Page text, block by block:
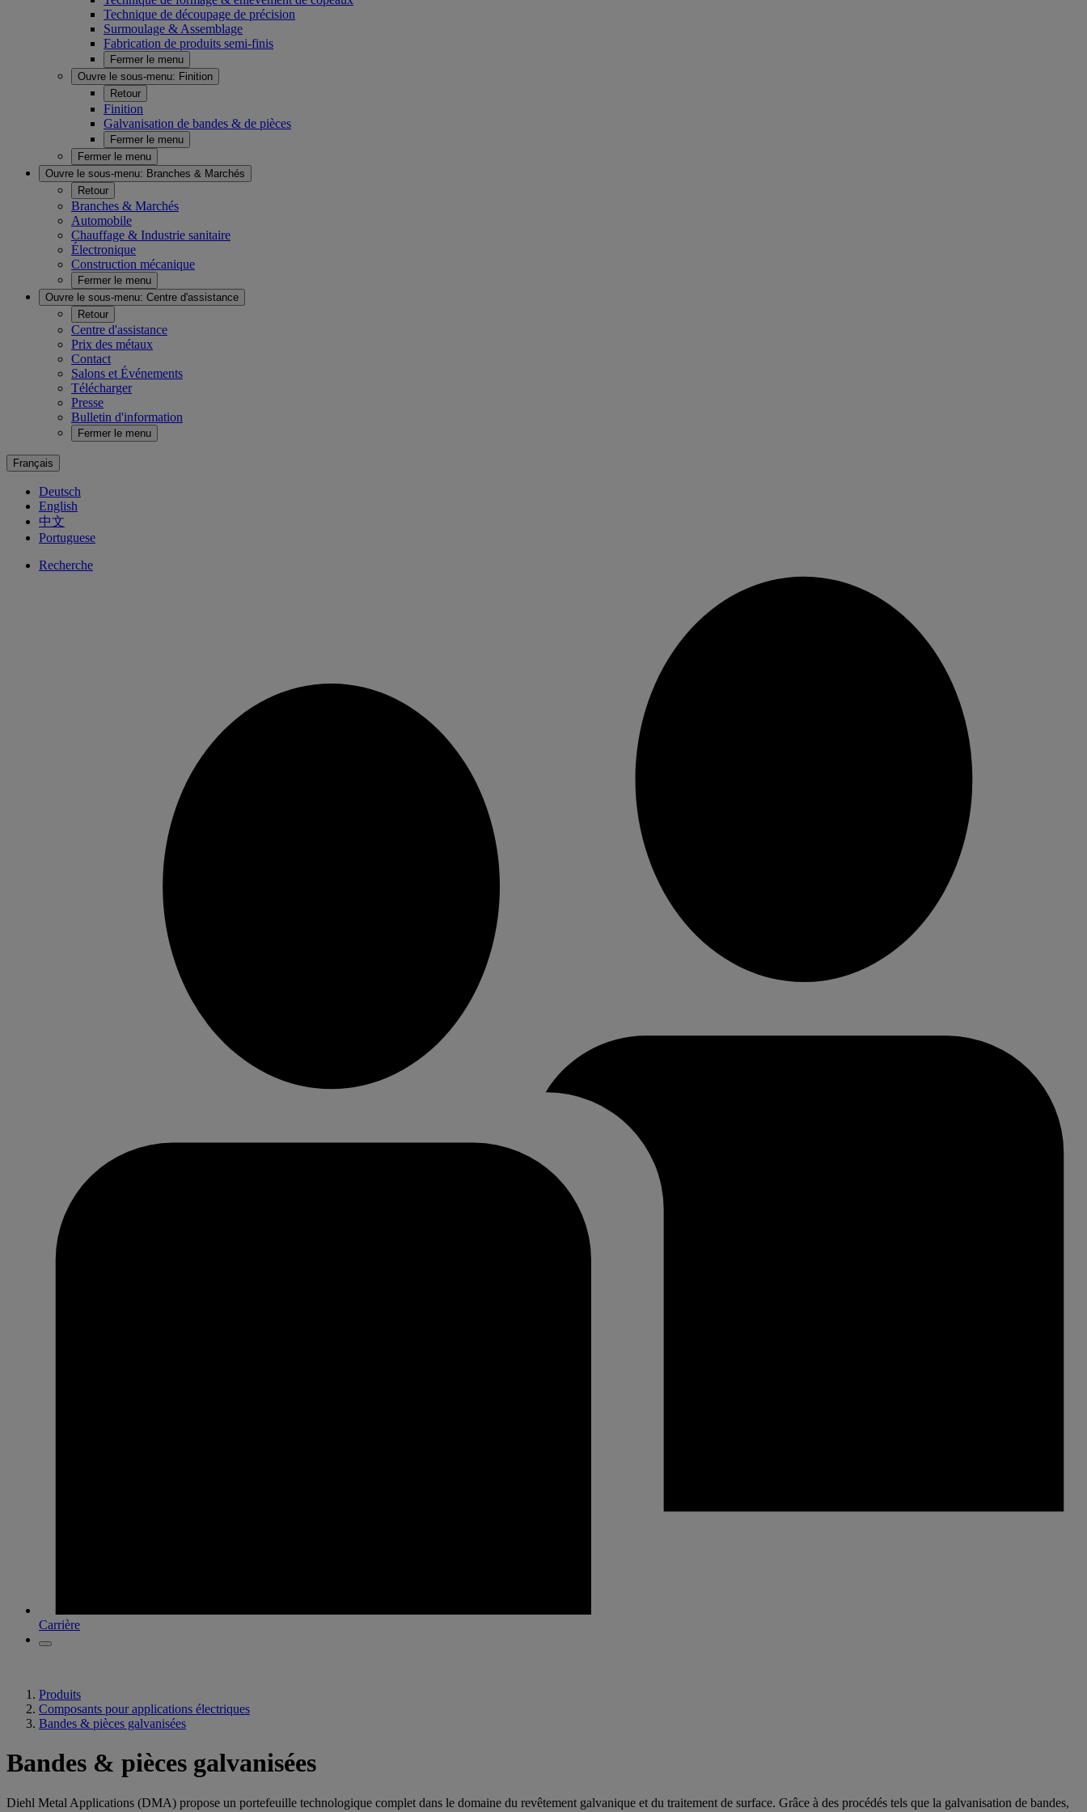
Technique de découpage de précision
Surmoulage & Assemblage
Fabrication de produits semi-finis
Fermer le menu
Ouvre le sous-menu: Finition
Retour
Finition
Galvanisation de bandes & de pièces
Fermer le menu
Fermer le menu
Ouvre le sous-menu: Branches & Marchés
Retour
Branches & Marchés
Automobile
Chauffage & Industrie sanitaire
Électronique
Construction mécanique
Fermer le menu
Ouvre le sous-menu: Centre d'assistance
Retour
Centre d'assistance
Prix des métaux
Contact
Salons et Événements
Télécharger
Presse
Bulletin d'information
Fermer le menu
Français
Deutsch
English
中文
Portuguese
Recherche
Carrière
Produits
Composants pour applications électriques
Bandes & pièces galvanisées
Bandes & pièces galvanisées
Diehl Metal Applications (DMA) propose un portefeuille technologique complet dans le domaine du revêtement galvanique et du traitement de surface. Grâce à des procédés tels que la galvanisation de bandes,